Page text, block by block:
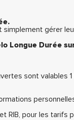
gérer
Longue Durée
sont valables
pour les tarifs